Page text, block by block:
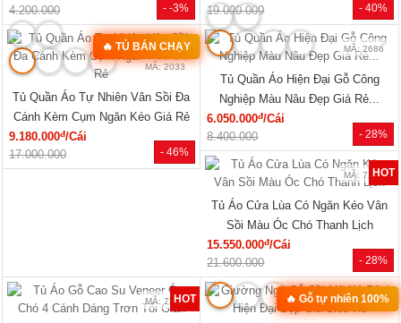
- -3%
4.200.000
- 40%
19.000.000
- 46%
🔥 TỦ BÁN CHẠY
MÃ: 2033
Tủ Quần Áo Tự Nhiên Vân Sồi Đa
Cánh Kèm Cụm Ngăn Kéo Giá Rẻ
9.180.000đ/Cái
17.000.000
- 28%
MÃ: 2686
Tủ Quần Áo Hiện Đại Gỗ Công
Nghiệp Màu Nâu Đẹp Giá Rẻ...
6.050.000đ/Cái
8.400.000
- 28%
HOT
MÃ: 7288
Tủ Áo Cửa Lùa Có Ngăn Kéo Vân
Sồi Màu Óc Chó Thanh Lịch
15.550.000đ/Cái
21.600.000
HOT
MÃ: 7285 🔥 Gỗ tự nhiên 100%
MÃ: 2079